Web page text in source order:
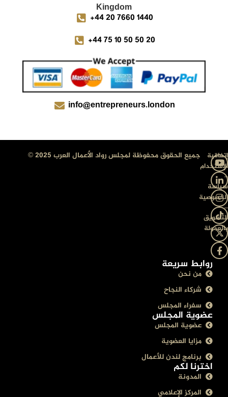
Kingdom
info@entrepreneurs.london
+44 75 10 50 50 20
+44 20 7660 1440
اخترنا لكم
المدونة
المركز الإعلامي
عضوية المجلس
عضوية المجلس
مزايا العضوية
برنامج لندن للأعمال
روابط سريعة
من نحن
شركاء النجاح
سفراء المجلس
جميع الحقوق محفوظة لمجلس رواد الأعمال العرب 2025 ©
إتفاقية
الإستخدام
–
سياسة
الخصوصية
–
التسويق
بالعمولة